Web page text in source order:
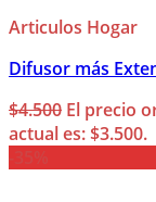
Articulos Hogar
Difusor más
$4.500 El precio
actual es: $3.500.